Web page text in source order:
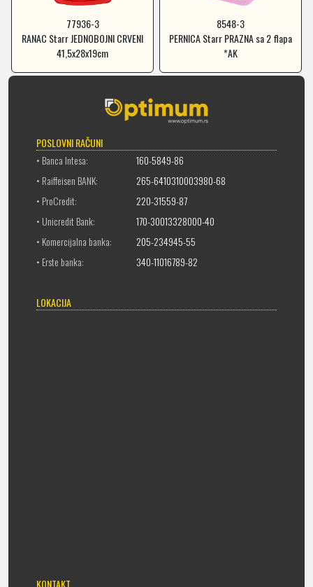
77936-3
RANAC Starr JEDNOBOJNI CRVENI
41,5x28x19cm
8548-3
PERNICA Starr PRAZNA sa 2 flapa
*AK
POSLOVNI RAČUNI
• Banca Intesa:
160-5849-86
• Raiffeisen BANK:
265-6410310003980-68
• ProCredit:
220-31559-87
• Unicredit Bank:
170-30013328000-40
• Komercijalna banka:
205-234945-55
• Erste banka:
340-11016789-82
LOKACIJA
KONTAKT